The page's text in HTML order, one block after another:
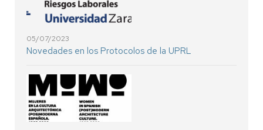
05/07/2023
Novedades en los Protocolos de la UPRL